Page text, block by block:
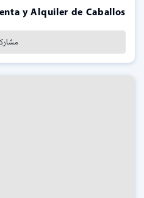
y Alquiler de Caballos